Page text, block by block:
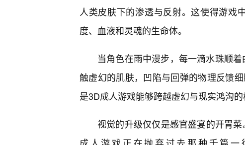
人类皮肤下的渗透与反射。这使得游戏
度、血液和灵魂的生命体。
当角色在雨中漫步，每一滴水珠顺
触虚幻的肌肤，凹陷与回弹的物理反馈
是3D成人游戏能够跨越虚幻与现实鸿沟的
视觉的升级仅仅是感官盛宴的开胃